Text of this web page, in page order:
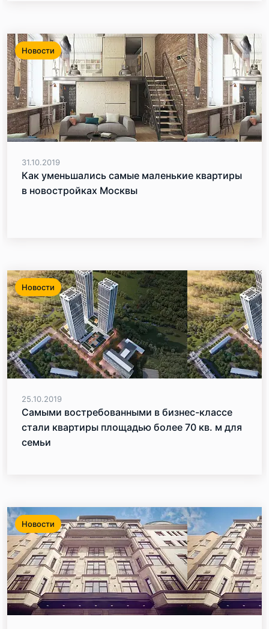
Новости
31.10.2019
Как уменьшались самые маленькие квартиры
в новостройках Москвы
Новости
25.10.2019
Самыми востребованными в бизнес-классе
стали квартиры площадью более 70 кв. м для
семьи
Новости